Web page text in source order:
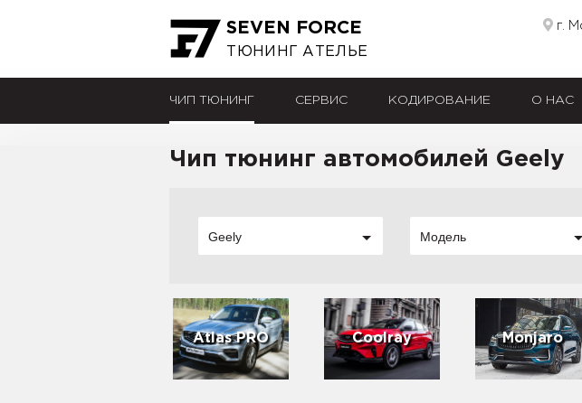
SEVEN FORCE
ТЮНИНГ АТЕЛЬЕ
г.
ЧИП ТЮНИНГ СЕРВИС КОДИРОВАНИЕ О НАС
Чип тюнинг автомобилей Geely
Geely Модель
Atlas PRO Coolray Monjaro